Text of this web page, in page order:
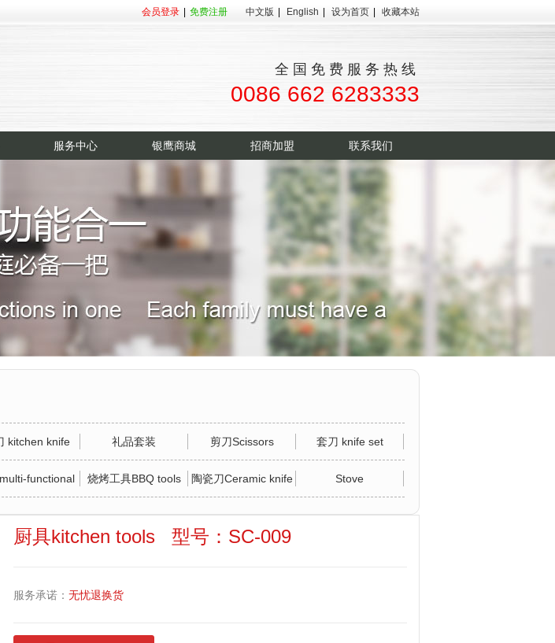
会员登录 免费注册 中文版 English 设为首页 收藏本站
全国免费服务热线
0086 662 6283333
服务中心 银鹰商城 招商加盟 联系我们
kitchen knife 礼品套装 剪刀Scissors 套刀 knife set
functional
tool
烧烤工具BBQ tools 陶瓷刀Ceramic knife Stove
厨具kitchen tools 型号：SC-009
服务承诺： 无忧退换货